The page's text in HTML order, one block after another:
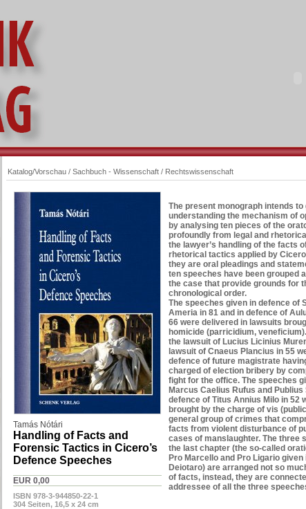
Katalog/Vorschau / Sachbuch - Wissenschaft / Rechtswissenschaft
Tamás Nótári
Handling of Facts and
Forensic Tactics in Cicero’s
Defence Speeches
EUR 0,00
ISBN 978-3-944850-22-1
304 Seiten, 16,5 x 24 cm
The present monograph intends
understanding the mechanism of
by analysing ten pieces of the
profoundly from legal and
the lawyer’s handling of the facts
rhetorical tactics applied by
they are oral pleadings and
ten speeches have been grouped
the case that provide grounds for
chronological order.
The speeches given in defence of
Ameria in 81 and in defence of
66 were delivered in lawsuits
homicide (parricidium,
the lawsuit of Lucius Licinius
lawsuit of Cnaeus Plancius in 55
defence of future magistrate
charged of election bribery by
fight for the office. The speeches
Marcus Caelius Rufus and
defence of Titus Annius Milo in 52
brought by the charge of vis
general group of crimes that
facts from violent disturbance of
cases of manslaughter. The three
the last chapter (the so-called
Pro Marcello and Pro Ligario given
Deiotaro) are arranged not so
of facts, instead, they are
addressee of all the three